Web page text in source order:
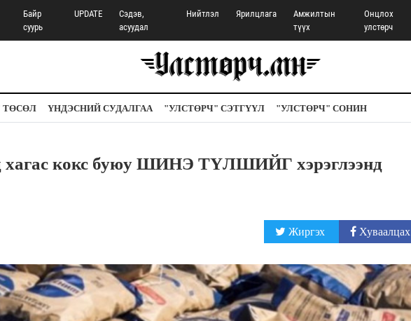
Байр
суурь
UPDATE
Сэдэв,
асуудал
Нийтлэл Ярилцлага
Амжилтын
түүх
Онцлох
улстөрч
ТӨСӨЛ ҮНДЭСНИЙ СУДАЛГАА "УЛСТӨРЧ" СЭТГҮҮЛ "УЛСТӨРЧ" СОНИН
хагас кокс буюу ШИНЭ ТҮЛШИЙГ хэрэглээнд
Жиргэх Хуваалцах